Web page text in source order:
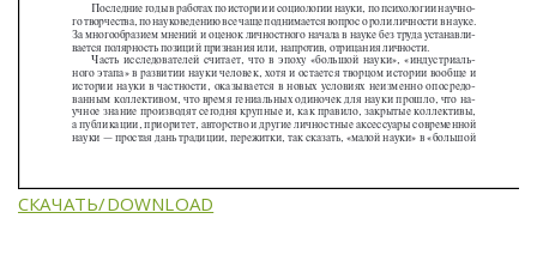
СКАЧАТЬ/DOWNLOAD